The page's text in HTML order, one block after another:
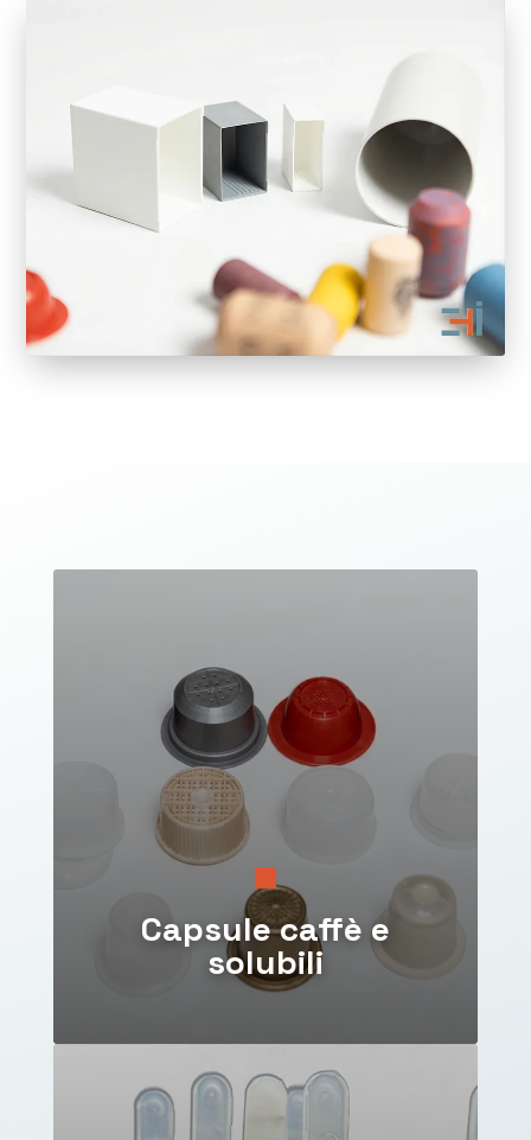
Capsule caffè e
solubili
Capsule caffè e
solubili
Produzione dicapsule monodose in plastica
compatibili con i principali sistemi per caffè, infusi e
bevande solubili.
Disponibili anche in versione compostabile, tutte
certificate OK COMPOST INDUSTRIAL.